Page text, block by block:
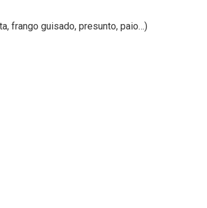
frango guisado, presunto, paio…)